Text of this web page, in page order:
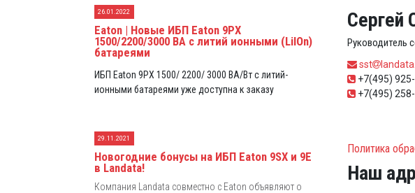
26.01.2022
Eaton | Новые ИБП Eaton 9PX
1500/2200/3000 ВА с литий ионными (LiIOn)
батареями
ИБП Eaton 9PX 1500/ 2200/ 3000 ВА/Вт с литий-
ионными батареями уже доступна к заказу
29.11.2021
Новогодние бонусы на ИБП Eaton 9SX и 9E
в Landata!
Компания Landata совместно с Eaton объявляют о
Сергей
Руководитель
sst
+7(495)
+7(495)
Политика
Наш